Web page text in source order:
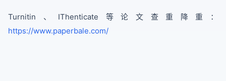
Turnitin、IThenticate等论文查重降重：
https://www.paperbale.com/